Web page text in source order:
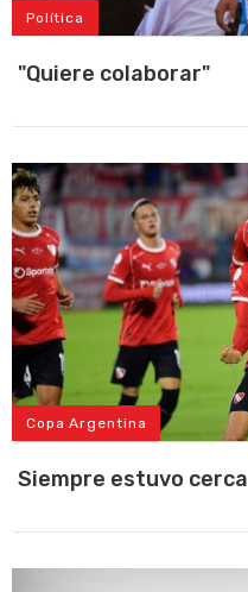
Política
"Quiere colaborar"
Copa Argentina
Siempre estuvo cerca